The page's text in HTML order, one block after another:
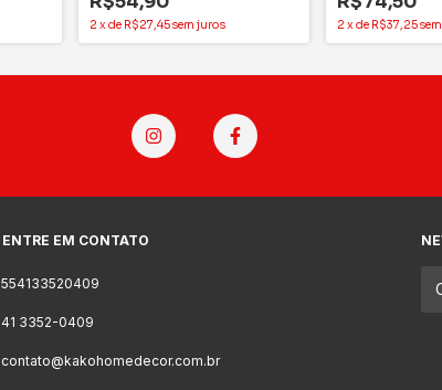
2 xde R$27,45sem juros 2 xde R$37,25
ENTRE EM CONTATO
554133520409
41 3352-0409
contato@kakohomedecor.com.br